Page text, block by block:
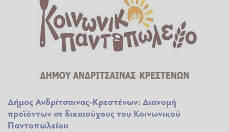
Δήμος Ανδρίτσαινας-Κρεστένων: Διανομή
προϊόντων σε δικαιούχους του Κοινωνικού
Παντοπωλείου